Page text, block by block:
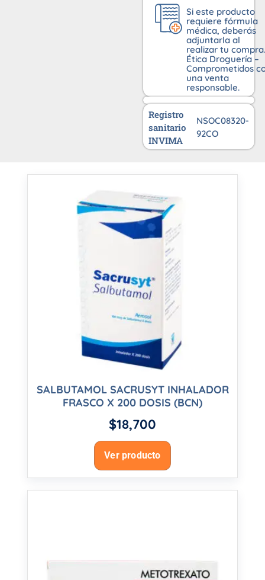
Si este producto
requiere fórmula
médica, deberás
adjuntarla al
realizar tu compra.
Ética Droguería –
Comprometidos
una venta
responsable.
Registro
sanitario
INVIMA
NSOC08320-
92CO
SALBUTAMOL SACRUSYT INHALADOR
FRASCO X 200 DOSIS (BCN)
$18,700
Ver producto